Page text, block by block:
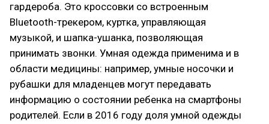
гардероба. Это кроссовки со встроенным
Bluetooth-трекером, куртка, управляющая
музыкой, и шапка-ушанка, позволяющая
принимать звонки. Умная одежда применима и в
области медицины: например, умные носочки и
рубашки для младенцев могут передавать
информацию о состоянии ребенка на смартфоны
родителей. Если в 2016 году доля умной одежды